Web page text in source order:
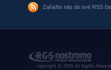
Zařaďte nás do své RSS
RGS Nostromo